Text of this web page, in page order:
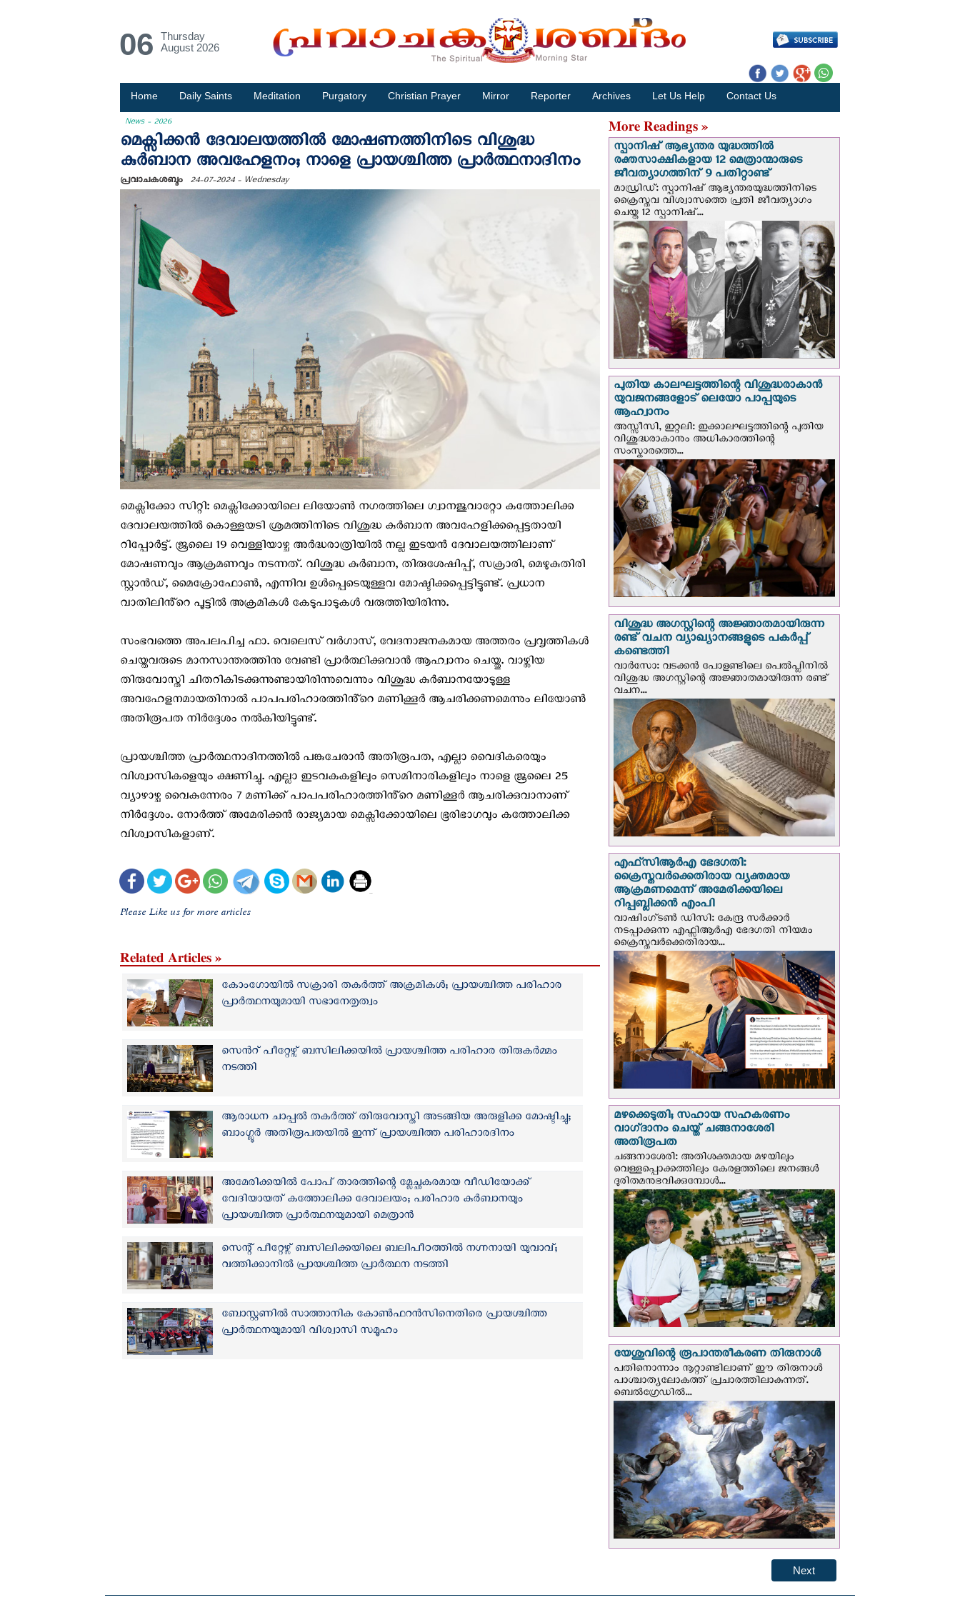
06
Thursday
August 2026
Home Daily Saints Meditation Purgatory Christian Prayer Mirror Reporter Archives Let Us Help Contact Us
News - 2026
മെക്സിക്കന്‍ ദേവാലയത്തില്‍ മോഷണത്തിനിടെ വിശുദ്ധ
കുര്‍ബാന അവഹേളനം; നാളെ പ്രായശ്ചിത്ത പ്രാര്‍ത്ഥനാദിനം
പ്രവാചകശബ്ദം 24-07-2024 - Wednesday
മെക്സിക്കോ സിറ്റി: മെക്സിക്കോയിലെ ലിയോൺ നഗരത്തിലെ ഗ്വാനജുവാറ്റോ കത്തോലിക്ക
ദേവാലയത്തില്‍ കൊള്ളയടി ശ്രമത്തിനിടെ വിശുദ്ധ കുര്‍ബാന അവഹേളിക്കപ്പെട്ടതായി
റിപ്പോര്‍ട്ട്. ജൂലൈ 19 വെള്ളിയാഴ്ച അര്‍ദ്ധരാത്രിയില്‍ നല്ല ഇടയൻ ദേവാലയത്തിലാണ്
മോഷണവും ആക്രമണവും നടന്നത്. വിശുദ്ധ കുർബാന, തിരുശേഷിപ്പ്, സക്രാരി, മെഴുകുതിരി
സ്റ്റാൻഡ്, മൈക്രോഫോൺ, എന്നിവ ഉള്‍പ്പെടെയുള്ളവ മോഷ്ടിക്കപ്പെട്ടിട്ടുണ്ട്. പ്രധാന
വാതിലിൻ്റെ പൂട്ടില്‍ അക്രമികള്‍ കേടുപാടുകൾ വരുത്തിയിരിന്നു.
സംഭവത്തെ അപലപിച്ച ഫാ. വെലെസ് വർഗാസ്, വേദനാജനകമായ അത്തരം പ്രവൃത്തികൾ
ചെയ്തവരുടെ മാനസാന്തരത്തിനു വേണ്ടി പ്രാര്‍ത്ഥിക്കുവാന്‍ ആഹ്വാനം ചെയ്തു. വാഴ്ത്തിയ
തിരുവോസ്തി ചിതറികിടക്കുന്നുണ്ടായിരിന്നുവെന്നും വിശുദ്ധ കുര്‍ബാനയോടുള്ള
അവഹേളനമായതിനാല്‍ പാപപരിഹാരത്തിൻ്റെ മണിക്കൂര്‍ ആചരിക്കണമെന്നും ലിയോൺ
അതിരൂപത നിര്‍ദ്ദേശം നല്‍കിയിട്ടുണ്ട്.
പ്രായശ്ചിത്ത പ്രാര്‍ത്ഥനാദിനത്തില്‍ പങ്കുചേരാന്‍ അതിരൂപത, എല്ലാ വൈദികരെയും
വിശ്വാസികളെയും ക്ഷണിച്ചു. എല്ലാ ഇടവകകളിലും സെമിനാരികളിലും നാളെ ജൂലൈ 25
വ്യാഴാഴ്ച വൈകുന്നേരം 7 മണിക്ക് പാപപരിഹാരത്തിൻ്റെ മണിക്കൂര്‍ ആചരിക്കുവാനാണ്
നിര്‍ദ്ദേശം. നോര്‍ത്ത് അമേരിക്കന്‍ രാജ്യമായ മെക്സിക്കോയിലെ ഭൂരിഭാഗവും കത്തോലിക്ക
വിശ്വാസികളാണ്.
Please Like us for more articles
Related Articles »
കോംഗോയിൽ സക്രാരി തകര്‍ത്ത് അക്രമികള്‍; പ്രായശ്ചിത്ത പരിഹാര
പ്രാര്‍ത്ഥനയുമായി സഭാനേതൃത്വം
സെന്‍റ് പീറ്റേഴ്സ് ബസിലിക്കയില്‍ പ്രായശ്ചിത്ത പരിഹാര തിരുകര്‍മ്മം
നടത്തി
ആരാധന ചാപ്പല്‍ തകര്‍ത്ത് തിരുവോസ്തി അടങ്ങിയ അരുളിക്ക മോഷ്ടിച്ചു;
ബാംഗ്ലൂര്‍ അതിരൂപതയില്‍ ഇന്ന് പ്രായശ്ചിത്ത പരിഹാരദിനം
അമേരിക്കയില്‍ പോപ്‌ താരത്തിന്റെ മ്ലേച്ഛകരമായ വീഡിയോക്ക്
വേദിയായത് കത്തോലിക്ക ദേവാലയം; പരിഹാര കുര്‍ബാനയും
പ്രായശ്ചിത്ത പ്രാര്‍ത്ഥനയുമായി മെത്രാന്‍
സെന്റ് പീറ്റേഴ്സ് ബസിലിക്കയിലെ ബലിപീഠത്തിൽ നഗ്നനായി യുവാവ്;
വത്തിക്കാനിൽ പ്രായശ്ചിത്ത പ്രാർത്ഥന നടത്തി
ബോസ്റ്റണില്‍ സാത്താനിക കോണ്‍ഫറന്‍സിനെതിരെ പ്രായശ്ചിത്ത
പ്രാര്‍ത്ഥനയുമായി വിശ്വാസി സമൂഹം
More Readings »
സ്പാനിഷ് ആഭ്യന്തര യുദ്ധത്തില്‍
രക്തസാക്ഷികളായ 12 മെത്രാന്മാരുടെ
ജീവത്യാഗത്തിന് 9 പതിറ്റാണ്ട്
മാഡ്രിഡ്: സ്പാനിഷ് ആഭ്യന്തരയുദ്ധത്തിനിടെ
ക്രൈസ്തവ വിശ്വാസത്തെ പ്രതി ജീവത്യാഗം
ചെയ്ത 12 സ്പാനിഷ്...
പുതിയ കാലഘട്ടത്തിന്റെ വിശുദ്ധരാകാന്‍
യുവജനങ്ങളോട് ലെയോ പാപ്പയുടെ
ആഹ്വാനം
അസ്സീസി, ഇറ്റലി: ഇക്കാലഘട്ടത്തിന്റെ പുതിയ
വിശുദ്ധരാകാനും അധികാരത്തിന്റെ
സംസ്കാരത്തെ...
വിശുദ്ധ അഗസ്റ്റിന്റെ അജ്ഞാതമായിരുന്ന
രണ്ട് വചന വ്യാഖ്യാനങ്ങളുടെ പകര്‍പ്പ്
കണ്ടെത്തി
വാര്‍സോ: വടക്കൻ പോളണ്ടിലെ പെൽപ്ലിനില്‍
വിശുദ്ധ അഗസ്റ്റിന്റെ അജ്ഞാതമായിരുന്ന രണ്ട്
വചന...
എഫ്‌സി‌ആര്‍‌എ ഭേദഗതി:
ക്രൈസ്തവർക്കെതിരായ വ്യക്തമായ
ആക്രമണമെന്ന് അമേരിക്കയിലെ
റിപ്പബ്ലിക്കൻ എംപി
വാഷിംഗ്ടണ്‍ ഡി‌സി: കേന്ദ്ര സർക്കാർ
നടപ്പാക്കുന്ന എഫ്സിആർഎ ഭേദഗതി നിയമം
ക്രൈസ്തവർക്കെതിരായ...
മഴക്കെടുതി; സഹായ സഹകരണം
വാഗ്‌ദാനം ചെയ്ത് ചങ്ങനാശേരി
അതിരൂപത
ചങ്ങനാശേരി: അതിശക്തമായ മഴയിലും
വെള്ളപ്പൊക്കത്തിലും കേരളത്തിലെ ജനങ്ങൾ
ദുരിതമനുഭവിക്കുമ്പോൾ...
യേശുവിന്റെ രൂപാന്തരീകരണ തിരുനാള്‍
പതിനൊന്നാം നൂറ്റാണ്ടിലാണ് ഈ തിരുനാള്‍
പാശ്ചാത്യലോകത്ത് പ്രചാരത്തിലാകുന്നത്.
ബെല്‍ഗ്രേഡില്‍...
Next